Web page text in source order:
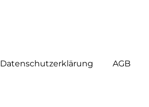
Daten­schutz­erklärung AGB